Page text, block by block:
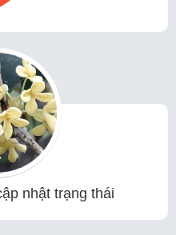
nhật trạng thái